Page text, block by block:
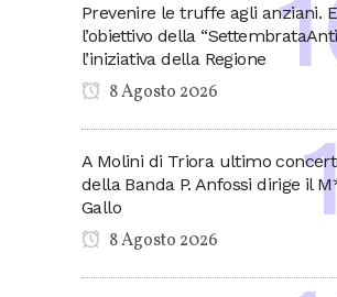
Prevenire le truffe agli anziani.
l’obiettivo della
l’iniziativa della Regione
8 Agosto 2026
A Molini di Triora ultimo
della Banda P. Anfossi dirige il
Gallo
8 Agosto 2026